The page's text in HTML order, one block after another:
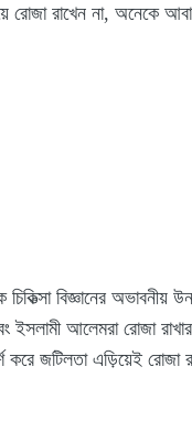
রোজা রাখেন না, অনেকে
বিজ্ঞানের অভাবনীয়
ইসলামী আলেমরা রোজা
করে জটিলতা এড়িয়েই রোজা